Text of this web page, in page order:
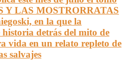
Y LAS MOSTRORRATAS
en la que la
detrás del mito de
vida en un relato repleto de
salvajes